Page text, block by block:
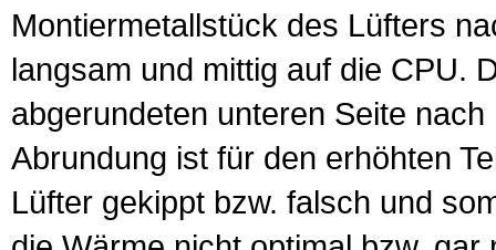
Montiermetallstück des Lüfters
langsam und mittig auf die CPU.
abgerundeten unteren Seite nach
Abrundung ist für den erhöhten
Lüfter gekippt bzw. falsch und